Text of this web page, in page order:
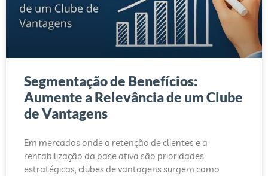
Segmentação de Benefícios:
Aumente a Relevância de um Clube
de Vantagens
Em mercados onde a retenção de clientes e a
rentabilização da base ativa são prioridades
estratégicas, clubes de vantagens surgem como